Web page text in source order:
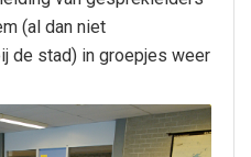
(al dan niet
de stad) in groepjes weer